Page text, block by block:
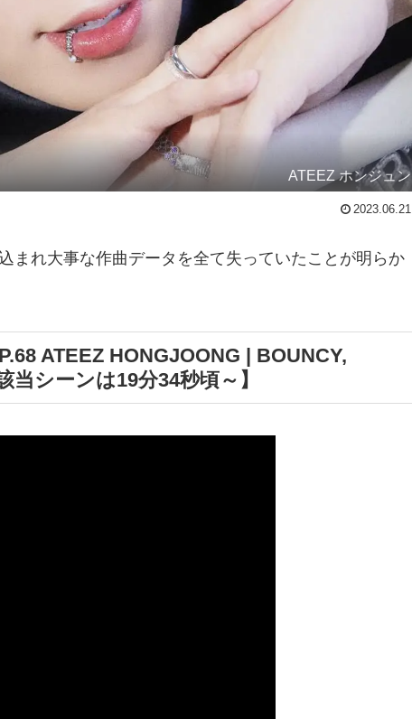
ATEEZ ホンジュン
2023.06.21
まれ大事な作曲データを全て失っていたことが明らか
ATEEZ HONGJOONG | BOUNCY,
シーンは19分34秒頃～】